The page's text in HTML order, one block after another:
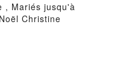
, Mariés jusqu'à
Christine